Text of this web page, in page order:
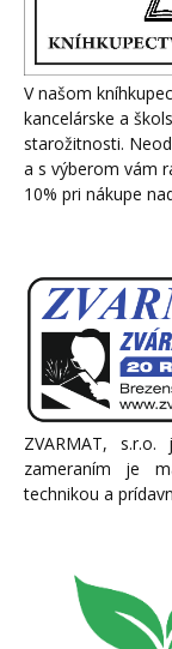
V našom
kancelárske a
starožitnosti.
a s výberom vám
10% pri nákupe
ZVARMAT,
zameraním je
technikou a